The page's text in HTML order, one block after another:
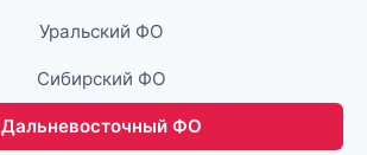
Уральский ФО
Сибирский ФО
Дальневосточный ФО